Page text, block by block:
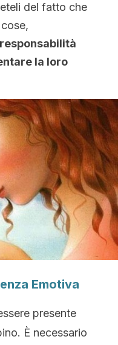
del fatto che
la loro
Emotiva
presente
È necessario